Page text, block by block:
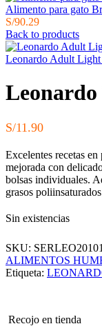
Alimento para gato
S/90.29
Back to products
Leonardo Adult
S/11.90
Excelentes recetas
mejorada con
bolsas individuales.
grasos
Sin existencias
SKU:
ALIMENTOS
Etiqueta:
Recojo en tienda